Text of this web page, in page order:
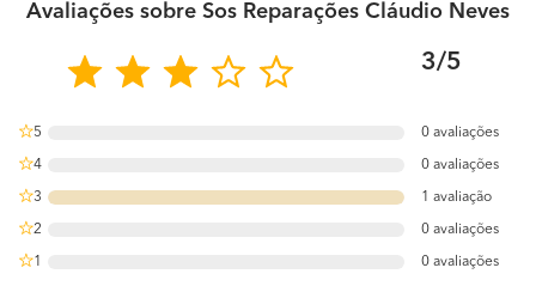
Avaliações sobre Sos Reparações Cláudio Neves
3/5
5 0 avaliações
4 0 avaliações
3 1 avaliação
100%
2 0 avaliações
1 0 avaliações